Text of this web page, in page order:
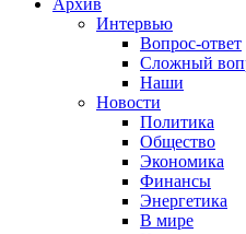
Архив
Интервью
Вопрос-ответ
Сложный
Наши
Новости
Политика
Общество
Экономика
Финансы
Энергетика
В мире